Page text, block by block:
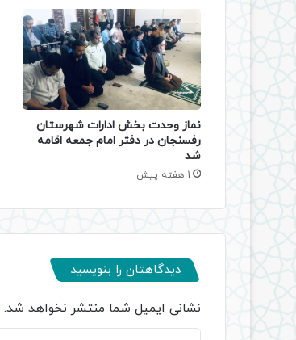
نماز وحدت بخش ادارات شهرستان
رفسنجان در دفتر امام جمعه اقامه
شد
1 هفته پیش
دیدگاهتان را بنویسید
نشانی ایمیل شما منتشر نخواهد شد.